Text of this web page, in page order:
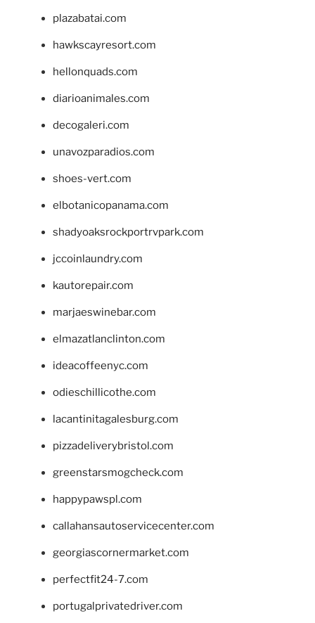
plazabatai.com
hawkscayresort.com
hellonquads.com
diarioanimales.com
decogaleri.com
unavozparadios.com
shoes-vert.com
elbotanicopanama.com
shadyoaksrockportrvpark.com
jccoinlaundry.com
kautorepair.com
marjaeswinebar.com
elmazatlanclinton.com
ideacoffeenyc.com
odieschillicothe.com
lacantinitagalesburg.com
pizzadeliverybristol.com
greenstarsmogcheck.com
happypawspl.com
callahansautoservicecenter.com
georgiascornermarket.com
perfectfit24-7.com
portugalprivatedriver.com